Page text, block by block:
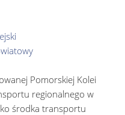
Pomorskiej Kolei
regionalnego w
środka transportu